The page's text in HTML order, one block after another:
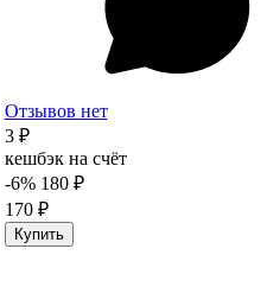
Отзывов нет
3 ₽
кешбэк на счёт
-6% 180 ₽
170 ₽
Купить